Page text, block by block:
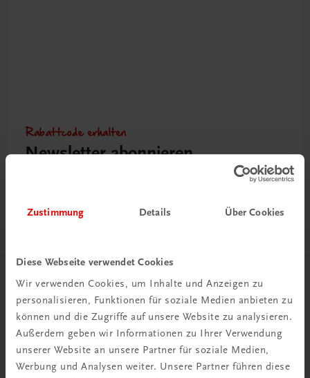
Zustimmung Details Über Cookies
Diese Webseite verwendet Cookies
Wir verwenden Cookies, um Inhalte und Anzeigen zu
personalisieren, Funktionen für soziale Medien anbieten zu
können und die Zugriffe auf unsere Website zu analysieren.
Außerdem geben wir Informationen zu Ihrer Verwendung
unserer Website an unsere Partner für soziale Medien,
Werbung und Analysen weiter. Unsere Partner führen diese
Rabattcode erhalten
Newsletter abonnieren
Herzlich willkommen bei TRAUNER!